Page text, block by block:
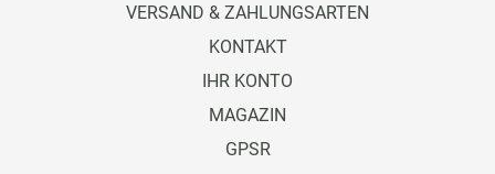
VERSAND & ZAHLUNGSARTEN
KONTAKT
IHR KONTO
MAGAZIN
GPSR